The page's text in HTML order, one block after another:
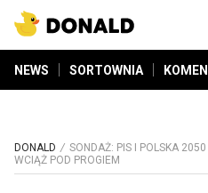
NEWS SORTOWNIA
DONALD
SONDAŻ: PIS I POLSKA
WCIĄŻ POD PROGIEM